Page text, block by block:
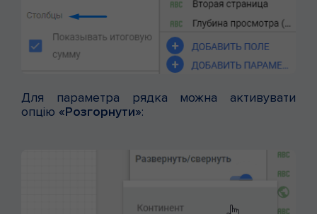
Для параметра рядка можна активувати
опцію «Розгорнути»: